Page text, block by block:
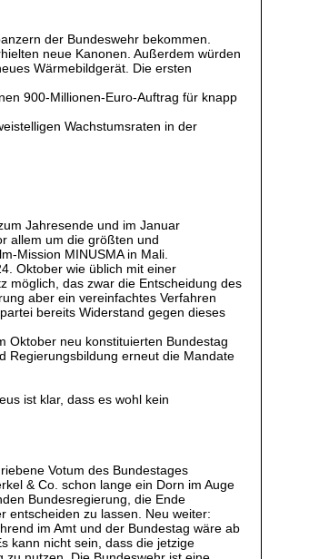
der Bundeswehr bekommen.
neue Kanonen. Außerdem würden
Wärmebildgerät. Die ersten
900-Millionen-Euro-Auftrag für knapp
Wachstumsraten in der
Jahresende und im Januar
allem um die größten und
Mission MINUSMA in Mali.
Oktober wie üblich mit einer
möglich, das zwar die Entscheidung des
aber ein vereinfachtes Verfahren
bereits Widerstand gegen dieses
Oktober neu konstituierten Bundestag
Regierungsbildung erneut die Mandate
ist klar, dass es wohl kein
Votum des Bundestages
& Co. schon lange ein Dorn im Auge
Bundesregierung, die Ende
entscheiden zu lassen. Neu weiter:
im Amt und der Bundestag wäre ab
kann nicht sein, dass die jetzige